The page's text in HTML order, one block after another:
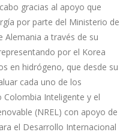
gracias al apoyo que
por parte del Ministerio de
Alemania a través de su
por el Korea
en hidrógeno, que desde su
cada uno de los
Inteligente y el
(NREL) con apoyo de
el Desarrollo Internacional